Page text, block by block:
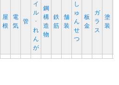
屋
根
電
気
管
イ
ル
･
れ
ん
が
鋼
構
造
物
鉄
筋
舗
装
し
ゅ
ん
せ
つ
板
金
ガ
ラ
ス
塗
装